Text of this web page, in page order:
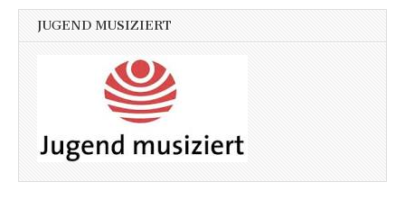
JUGEND MUSIZIERT